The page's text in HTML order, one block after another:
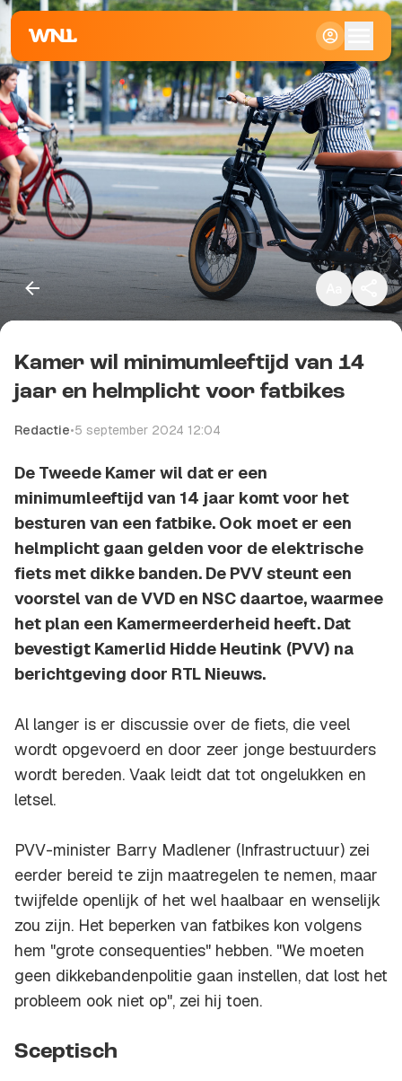
Klein
Standaard
Groot
Kopieer link
Kamer wil minimumleeftijd van 14
jaar en helmplicht voor fatbikes
Redactie•5 september 2024 12:04
De Tweede Kamer wil dat er een
minimumleeftijd van 14 jaar komt voor het
besturen van een fatbike. Ook moet er een
helmplicht gaan gelden voor de elektrische
fiets met dikke banden. De PVV steunt een
voorstel van de VVD en NSC daartoe, waarmee
het plan een Kamermeerderheid heeft. Dat
bevestigt Kamerlid Hidde Heutink (PVV) na
berichtgeving door RTL Nieuws.
Al langer is er discussie over de fiets, die veel
wordt opgevoerd en door zeer jonge bestuurders
wordt bereden. Vaak leidt dat tot ongelukken en
letsel.
PVV-minister Barry Madlener (Infrastructuur) zei
eerder bereid te zijn maatregelen te nemen, maar
twijfelde openlijk of het wel haalbaar en wenselijk
zou zijn. Het beperken van fatbikes kon volgens
hem "grote consequenties" hebben. "We moeten
geen dikkebandenpolitie gaan instellen, dat lost het
probleem ook niet op", zei hij toen.
Sceptisch